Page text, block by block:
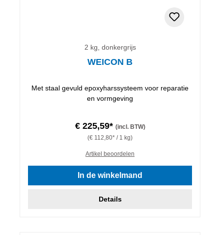
2 kg, donkergrijs
WEICON B
Met staal gevuld epoxyharssysteem voor reparatie
en vormgeving
€ 225,59* (incl. BTW)
(€ 112,80* / 1 kg)
Artikel beoordelen
In de winkelmand
Details